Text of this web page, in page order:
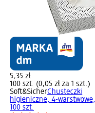
5,35 zł
100 szt. (0,05 zł za 1 szt.)
Soft&SicherChusteczki
higieniczne, 4-warstwowe,
100 szt.